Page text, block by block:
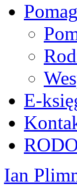
E-
Ian